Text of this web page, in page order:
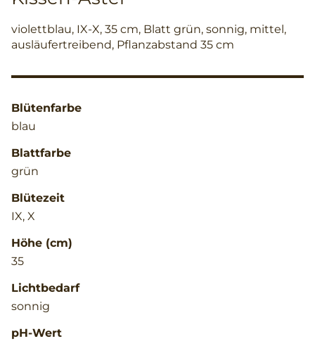
violettblau, IX-X, 35 cm, Blatt grün, sonnig, mittel,
ausläufertreibend, Pflanzabstand 35 cm
Blütenfarbe
blau
Blattfarbe
grün
Blütezeit
IX, X
Höhe (cm)
35
Lichtbedarf
sonnig
pH-Wert